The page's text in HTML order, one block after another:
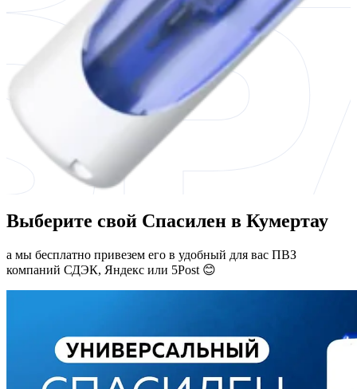
Выберите свой Спасилен в Кумертау
а мы бесплатно привезем его в удобный для вас ПВЗ
компаний СДЭК, Яндекс или 5Post 😊